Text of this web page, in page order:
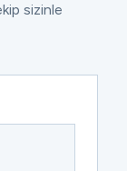
sizinle